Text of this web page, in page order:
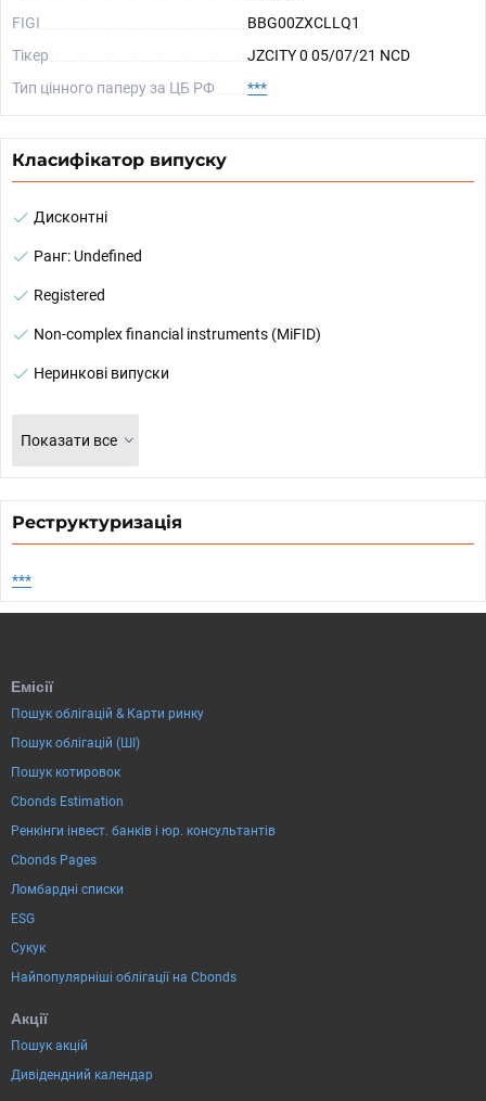
FIGI
BBG00ZXCLLQ1
Тікер
JZCITY 0 05/07/21 NCD
Тип цінного паперу за ЦБ РФ
***
Класифікатор випуску
Дисконтні
Ранг: Undefined
Registered
Non-complex financial instruments (MiFID)
Неринкові випуски
Показати все
Реструктуризація
***
Емісії
Пошук облігацій & Карти ринку
Пошук облігацій (ШІ)
Пошук котировок
Cbonds Estimation
Ренкінги інвест. банків і юр. консультантів
Cbonds Pages
Ломбардні списки
ESG
Сукук
Найпопулярніші облігації на Cbonds
Акції
Пошук акцій
Дивідендний календар